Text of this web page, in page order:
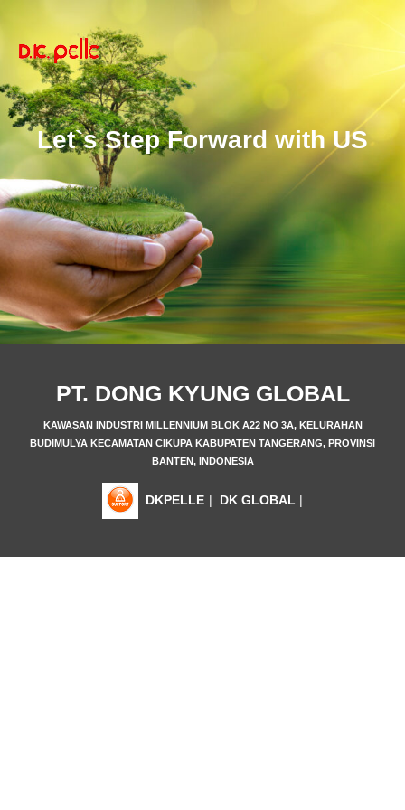
Let`s Step Forward with US
PT. DONG KYUNG GLOBAL
KAWASAN INDUSTRI MILLENNIUM BLOK A22 NO 3A, KELURAHAN
BUDIMULYA KECAMATAN CIKUPA KABUPATEN TANGERANG, PROVINSI
BANTEN, INDONESIA
DKPELLE | DK GLOBAL |